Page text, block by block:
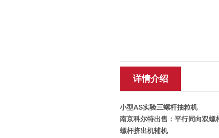
详情介绍
小型AS实验三螺杆抽粒机
南京科尔特出售：平行同向双
螺杆挤出机辅机